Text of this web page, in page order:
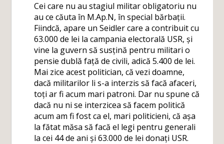
Cei care nu au stagiul militar obligatoriu nu
au ce căuta în M.Ap.N, în special bărbații.
Fiindcă, apare un Seidler care a contribuit cu
63.000 de lei la campania electorală USR, și
vine la guvern să susțină pentru militari o
pensie dublă față de civili, adică 5.400 de lei.
Mai zice acest politician, că vezi doamne,
dacă militarilor li s-a interzis să facă afaceri,
toți ar fi acum mari patroni. Dar nu spune că
dacă nu ni se interzicea să facem politică
acum am fi fost ca el, mari politicieni, că așa
la fătat măsa să facă el legi pentru generali
la cei 44 de ani și 63.000 de lei donați USR.